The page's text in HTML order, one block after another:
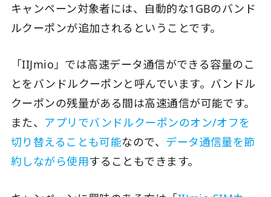
キャンペーン対象者には、自動的な1GBのバンド
ルクーポンが追加されるということです。
「IIJmio」では高速データ通信ができる容量のこ
とをバンドルクーポンと呼んでいます。バンドル
クーポンの残量がある間は高速通信が可能です。
また、 アプリでバンドルクーポンのオン/オフを
切り替えることも可能なので、 データ通信量を節
約しながら使用することもできます。